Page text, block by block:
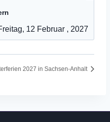
12 Februar , 2027
2027 in Sachsen-Anhalt